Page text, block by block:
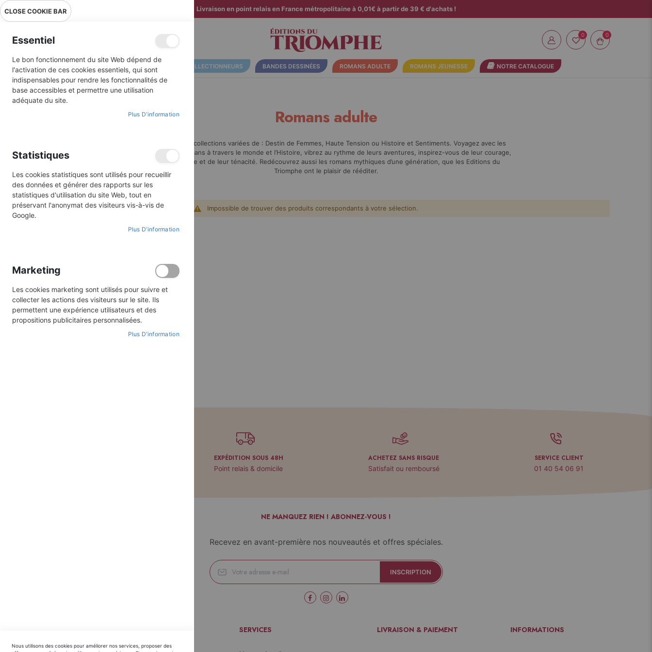
Livraison en point relais en France métropolitaine à 0,01€ à partir de 39 € d'achats !
0
ALBUMS ILLUSTRÉS BD COLLECTIONNEURS BANDES DESSINÉES ROMANS ADULTE ROMANS JEUNESSE NOTRE CATALOGUE
Romans adulte
Découvrez nos collections variées de : Destin de Femmes, Haute Tension ou Histoire et Sentiments. Voyagez avec les
héros de nos romans à travers le monde et l’Histoire, vibrez au rythme de leurs aventures, inspirez-vous de leur courage,
de leur audace et de leur ténacité. Redécouvrez aussi les romans mythiques d’une génération, que les Editions du
Triomphe ont le plaisir de rééditer.
Impossible de trouver des produits correspondants à votre sélection.
Religion et spiritualité
TOUT SUPPRIMER
PRIX
EXPÉDITION SOUS 48H
Point relais & domicile
ACHETEZ SANS RISQUE
Satisfait ou remboursé
SERVICE CLIENT
01 40 54 06 91
NE MANQUEZ RIEN ! ABONNEZ-VOUS !
Recevez en avant-première nos nouveautés et offres spéciales.
INSCRIPTION
SERVICES LIVRAISON & PAIEMENT INFORMATIONS
CLOSE COOKIE BAR
Essentiel
Le bon fonctionnement du site Web dépend de
l'activation de ces cookies essentiels, qui sont
indispensables pour rendre les fonctionnalités de
base accessibles et permettre une utilisation
adéquate du site.
Plus D’information
Statistiques
Les cookies statistiques sont utilisés pour recueillir
des données et générer des rapports sur les
statistiques d'utilisation du site Web, tout en
préservant l'anonymat des visiteurs vis-à-vis de
Google.
Plus D’information
Marketing
Les cookies marketing sont utilisés pour suivre et
collecter les actions des visiteurs sur le site. Ils
permettent une expérience utilisateurs et des
propositions publicitaires personnalisées.
Plus D’information
Nous utilisons des cookies pour améliorer nos services, proposer des